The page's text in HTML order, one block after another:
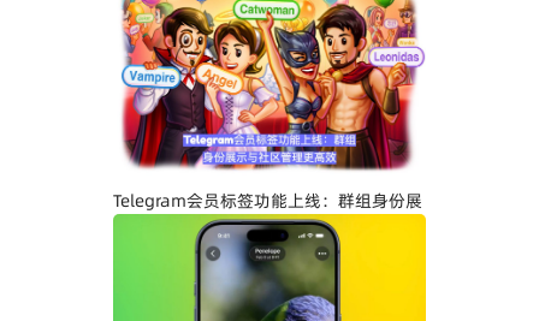
Telegram关闭私聊分享功能详解：增强聊
天隐私与内容保护
Telegram会员标签功能上线：群组身份展
示与社区管理更高效